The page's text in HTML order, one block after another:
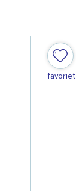
favoriet